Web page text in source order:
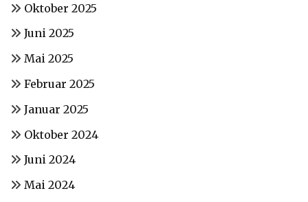
Oktober 2025
Juni 2025
Mai 2025
Februar 2025
Januar 2025
Oktober 2024
Juni 2024
Mai 2024